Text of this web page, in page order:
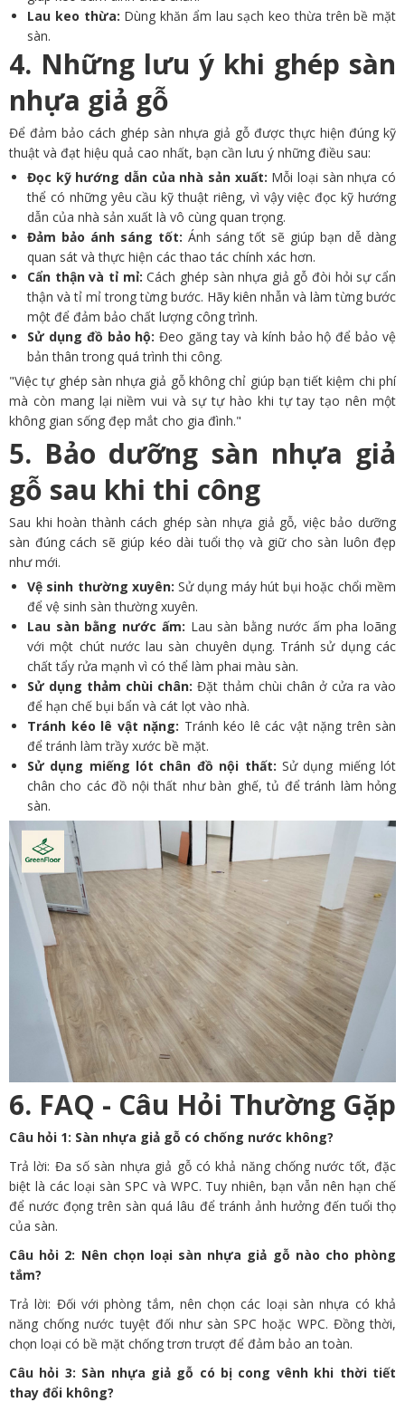
Lau keo thừa: Dùng khăn ẩm lau sạch keo thừa trên bề mặt
sàn.
4. Những lưu ý khi ghép sàn
nhựa giả gỗ
Để đảm bảo cách ghép sàn nhựa giả gỗ được thực hiện đúng kỹ
thuật và đạt hiệu quả cao nhất, bạn cần lưu ý những điều sau:
Đọc kỹ hướng dẫn của nhà sản xuất: Mỗi loại sàn nhựa có
thể có những yêu cầu kỹ thuật riêng, vì vậy việc đọc kỹ hướng
dẫn của nhà sản xuất là vô cùng quan trọng.
Đảm bảo ánh sáng tốt: Ánh sáng tốt sẽ giúp bạn dễ dàng
quan sát và thực hiện các thao tác chính xác hơn.
Cẩn thận và tỉ mỉ:Cách ghép sàn nhựa giả gỗ đòi hỏi sự cẩn
thận và tỉ mỉ trong từng bước. Hãy kiên nhẫn và làm từng bước
một để đảm bảo chất lượng công trình.
Sử dụng đồ bảo hộ:Đeo găng tay và kính bảo hộ để bảo vệ
bản thân trong quá trình thi công.
"Việc tự ghép sàn nhựa giả gỗ không chỉ giúp bạn tiết kiệm chi phí
mà còn mang lại niềm vui và sự tự hào khi tự tay tạo nên một
không gian sống đẹp mắt cho gia đình."
5. Bảo dưỡng sàn nhựa giả
gỗ sau khi thi công
Sau khi hoàn thành cách ghép sàn nhựa giả gỗ, việc bảo dưỡng
sàn đúng cách sẽ giúp kéo dài tuổi thọ và giữ cho sàn luôn đẹp
như mới.
Vệ sinh thường xuyên:Sử dụng máy hút bụi hoặc chổi mềm
để vệ sinh sàn thường xuyên.
Lau sàn bằng nước ấm: Lau sàn bằng nước ấm pha loãng
với một chút nước lau sàn chuyên dụng. Tránh sử dụng các
chất tẩy rửa mạnh vì có thể làm phai màu sàn.
Sử dụng thảm chùi chân:Đặt thảm chùi chân ở cửa ra vào
để hạn chế bụi bẩn và cát lọt vào nhà.
Tránh kéo lê vật nặng: Tránh kéo lê các vật nặng trên sàn
để tránh làm trầy xước bề mặt.
Sử dụng miếng lót chân đồ nội thất: Sử dụng miếng lót
chân cho các đồ nội thất như bàn ghế, tủ để tránh làm hỏng
sàn.
6. FAQ - Câu Hỏi Thường Gặp
Câu hỏi 1: Sàn nhựa giả gỗ có chống nước không?
Trả lời: Đa số sàn nhựa giả gỗ có khả năng chống nước tốt, đặc
biệt là các loại sàn SPC và WPC. Tuy nhiên, bạn vẫn nên hạn chế
để nước đọng trên sàn quá lâu để tránh ảnh hưởng đến tuổi thọ
của sàn.
Câu hỏi 2: Nên chọn loại sàn nhựa giả gỗ nào cho phòng
tắm?
Trả lời: Đối với phòng tắm, nên chọn các loại sàn nhựa có khả
năng chống nước tuyệt đối như sàn SPC hoặc WPC. Đồng thời,
chọn loại có bề mặt chống trơn trượt để đảm bảo an toàn.
Câu hỏi 3: Sàn nhựa giả gỗ có bị cong vênh khi thời tiết
thay đổi không?